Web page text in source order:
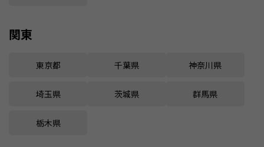
関東
東京都 千葉県 神奈川県
埼玉県 茨城県 群馬県
栃木県